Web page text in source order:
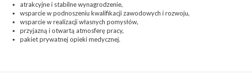
atrakcyjne i stabilne wynagrodzenie,
wsparcie w podnoszeniu kwalifikacji zawodowych i rozwoju,
wsparcie w realizacji własnych pomysłów,
przyjazną i otwartą atmosferę pracy,
pakiet prywatnej opieki medycznej.